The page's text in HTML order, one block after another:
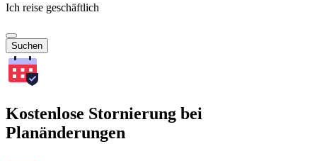
Ich reise geschäftlich
Suchen
Kostenlose Stornierung bei
Planänderungen